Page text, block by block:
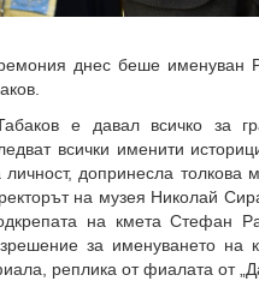
днес беше именуван
е давал всичко за
всички именити
личност, допринесла
на музея Николай
на кмета Стефан
за именуването на
реплика от фиалата от